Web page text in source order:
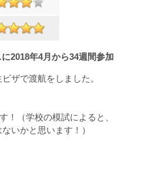
2018年4月から34週間参加
ザで渡航をしました。
！（学校の模試によると、
いかと思います！）